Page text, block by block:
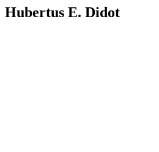
Hubertus E. Didot